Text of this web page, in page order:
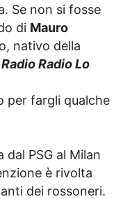
Se non si fosse
di Mauro
nativo della
Radio Radio Lo
per fargli qualche
PSG al Milan
è rivolta
dei rossoneri.